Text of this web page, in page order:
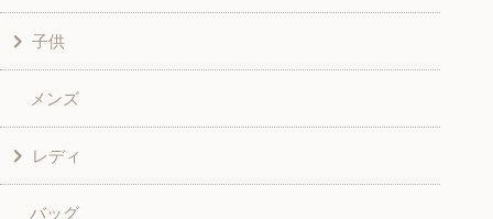
洋服
和風衣類
グッズ
子供
ワンピース
シャツ・ブラウス
スカート・パンツ
メンズ
レディ
シャツ・ブラウス
バッグ